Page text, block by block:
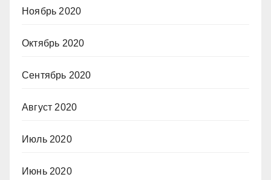
Ноябрь 2020
Октябрь 2020
Сентябрь 2020
Август 2020
Июль 2020
Июнь 2020